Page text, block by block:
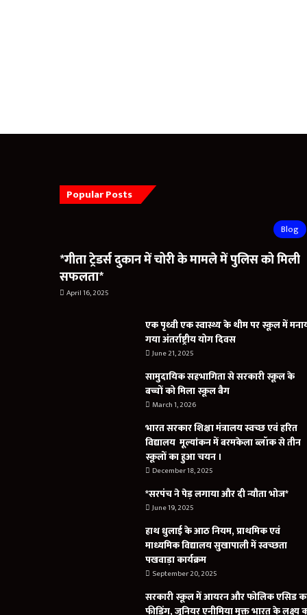
Popular Posts
Blog
*गीता ट्रेडर्स दुकान में चोरी के मामले में पुलिस को मिली
सफलता*
April 16, 2025
एक पृथ्वी एक स्वास्थ्य के थीम पर स्कूल में
गया अंतर्राष्ट्रीय योग दिवस
June 21, 2025
सामुदायिक सहभागिता से सरकारी स्कूल के
बच्चों को मिला स्कूल बैग
March 1, 2026
भारत सरकार शिक्षा मंत्रालय स्वच्छ एवं हरित
विद्यालय मूल्यांकन में बरमकेला ब्लॉक से तीन
स्कूलों का हुआ चयन ।
December 18, 2025
*सरपंच ने पेड़ लगाया और दी न्यौता भोज*
June 19, 2025
हाथ धुलाई के आठ नियम, प्राथमिक एवं
माध्यमिक विद्यालय सुखापाली में स्वच्छता
पखवाड़ा कार्यक्रम
September 20, 2025
सरकारी स्कूल में आयरन और फोलिक एसिड
फीडिंग, जूनियर एनीमिया मुक्त भारत के लक्ष्य